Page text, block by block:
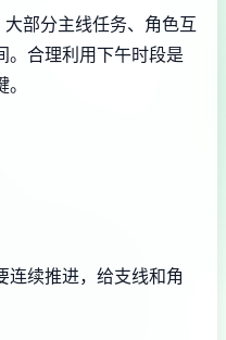
部分主线任务、角色互
。合理利用下午时段是
连续推进，给支线和角